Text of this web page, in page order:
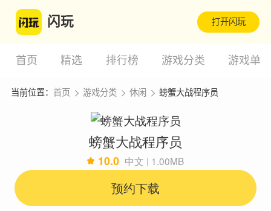
闪玩 打开闪玩
首页 精选 排行榜 游戏分类 游戏单
当前位置： 首页 游戏分类 休闲 螃蟹大战程序员
螃蟹大战程序员
10.0 中文 | 1.00MB
预约下载